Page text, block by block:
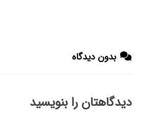
بدون دیدگاه
دیدگاهتان را بنویسید